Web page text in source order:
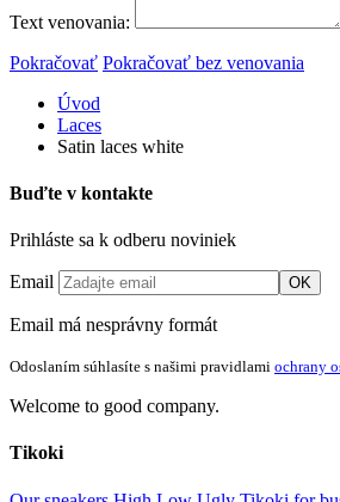
Text venovania:
Pokračovať Pokračovať bez venovania
Úvod
Laces
Satin laces white
Buďte v kontakte
Prihláste sa k odberu noviniek
Email OK
Email má nesprávny formát
Odoslaním súhlasíte s našimi pravidlami ochrany
Welcome to good company.
Tikoki